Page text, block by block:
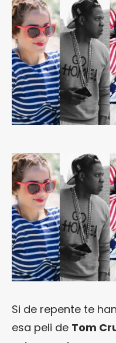
Si de repente te
esa peli de Tom